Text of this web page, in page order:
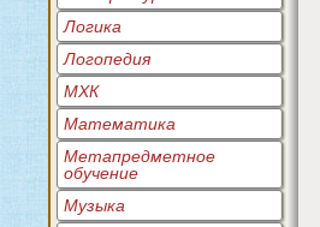
Логика
Логопедия
МХК
Математика
Метапредметное
обучение
Музыка